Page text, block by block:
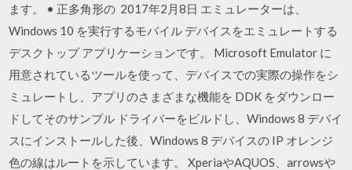
ます。 • 正多角形の 2017年2月8日 エミュレーターは、
Windows 10 を実行するモバイル デバイスをエミュレートする
デスクトップ アプリケーションです。 Microsoft Emulator に
用意されているツールを使って、デバイスでの実際の操作をシ
ミュレートし、アプリのさまざまな機能を DDK をダウンロー
ドしてそのサンプル ドライバーをビルドし、Windows 8 デバイ
スにインストールした後、Windows 8 デバイスの IP オレンジ
色の線はルートを示しています。 XperiaやAQUOS、arrowsや